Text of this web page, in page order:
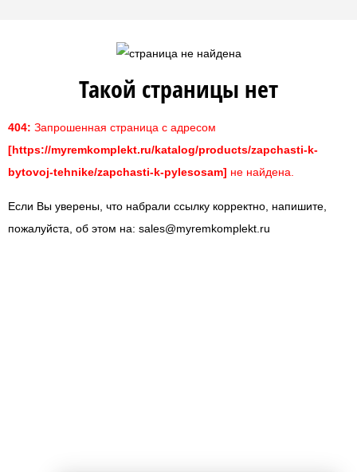
Такой страницы нет
404: Запрошенная страница с адресом
[https://myremkomplekt.ru/katalog/products/zapchasti-k-
bytovoj-tehnike/zapchasti-k-pylesosam] не найдена.
Если Вы уверены, что набрали ссылку корректно, напишите,
пожалуйста, об этом на: sales@myremkomplekt.ru